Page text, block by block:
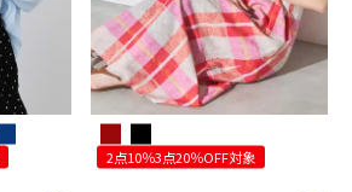
2点10％3点20％OFF対象